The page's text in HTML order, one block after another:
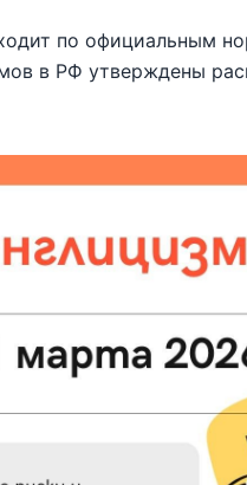
по официальным
в РФ утверждены